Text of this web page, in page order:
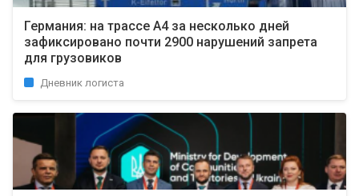
Германия: на трассе A4 за несколько дней
зафиксировано почти 2900 нарушений запрета
для грузовиков
Дневник логиста